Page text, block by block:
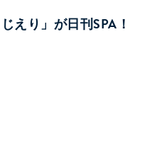
えり」が日刊SPA！